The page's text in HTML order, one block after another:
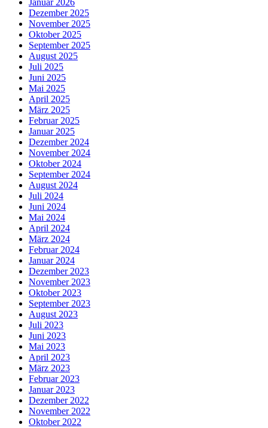
Januar 2026
Dezember 2025
November 2025
Oktober 2025
September 2025
August 2025
Juli 2025
Juni 2025
Mai 2025
April 2025
März 2025
Februar 2025
Januar 2025
Dezember 2024
November 2024
Oktober 2024
September 2024
August 2024
Juli 2024
Juni 2024
Mai 2024
April 2024
März 2024
Februar 2024
Januar 2024
Dezember 2023
November 2023
Oktober 2023
September 2023
August 2023
Juli 2023
Juni 2023
Mai 2023
April 2023
März 2023
Februar 2023
Januar 2023
Dezember 2022
November 2022
Oktober 2022